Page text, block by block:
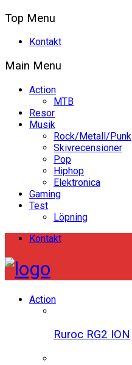
Top Menu
Kontakt
Main Menu
Action
MTB
Resor
Musik
Rock/Metall/Punk
Skivrecensioner
Pop
Hiphop
Elektronica
Gaming
Test
Löpning
Kontakt
Action
Ruroc RG2 ION